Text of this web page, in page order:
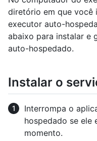
diretório em que você
executor auto-
abaixo para instalar e
auto-hospedado.
Instalar o
Interrompa o
hospedado se ele
momento.